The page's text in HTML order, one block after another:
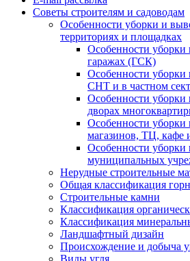
Советы строителям и садоводам
Особенности уборки и
территориях и площадках
Особенности уборки
гаражах (ГСК)
Особенности уборки
СНТ и в частном
Особенности уборки
дворах
Особенности уборки
магазинов, ТЦ, кафе
Особенности уборки
муниципальных
Нерудные строительные
Общая классификация
Строительные камни
Классификация
Классификация
Ландшафтный дизайн
Происхождение и добыча
Виды угля